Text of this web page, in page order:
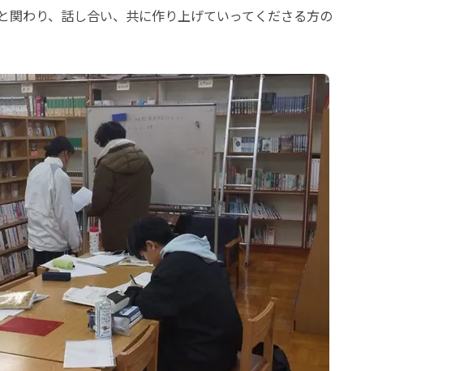
わり、話し合い、共に作り上げていってくださる方の